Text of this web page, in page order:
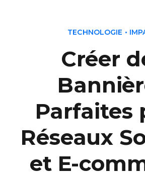
TECHNOLOGIE •
Créer
Parfaites
Réseaux
et E-